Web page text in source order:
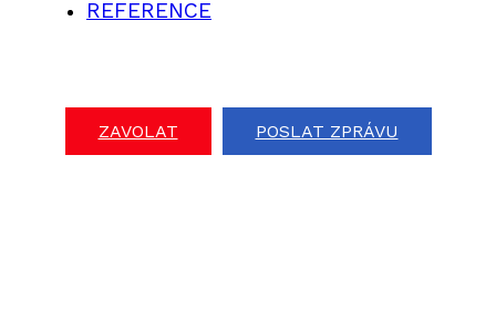
REFERENCE
ZAVOLAT POSLAT ZPRÁVU